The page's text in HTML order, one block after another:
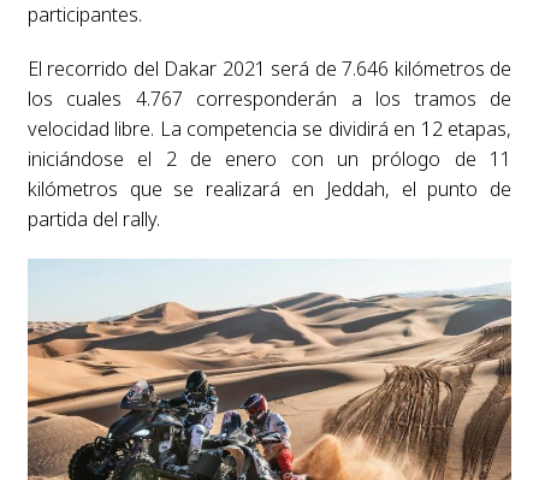
participantes.
El recorrido del Dakar 2021 será de 7.646 kilómetros de
los cuales 4.767 corresponderán a los tramos de
velocidad libre. La competencia se dividirá en 12 etapas,
iniciándose el 2 de enero con un prólogo de 11
kilómetros que se realizará en Jeddah, el punto de
partida del rally.